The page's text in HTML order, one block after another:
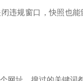
违规窗口，快照也